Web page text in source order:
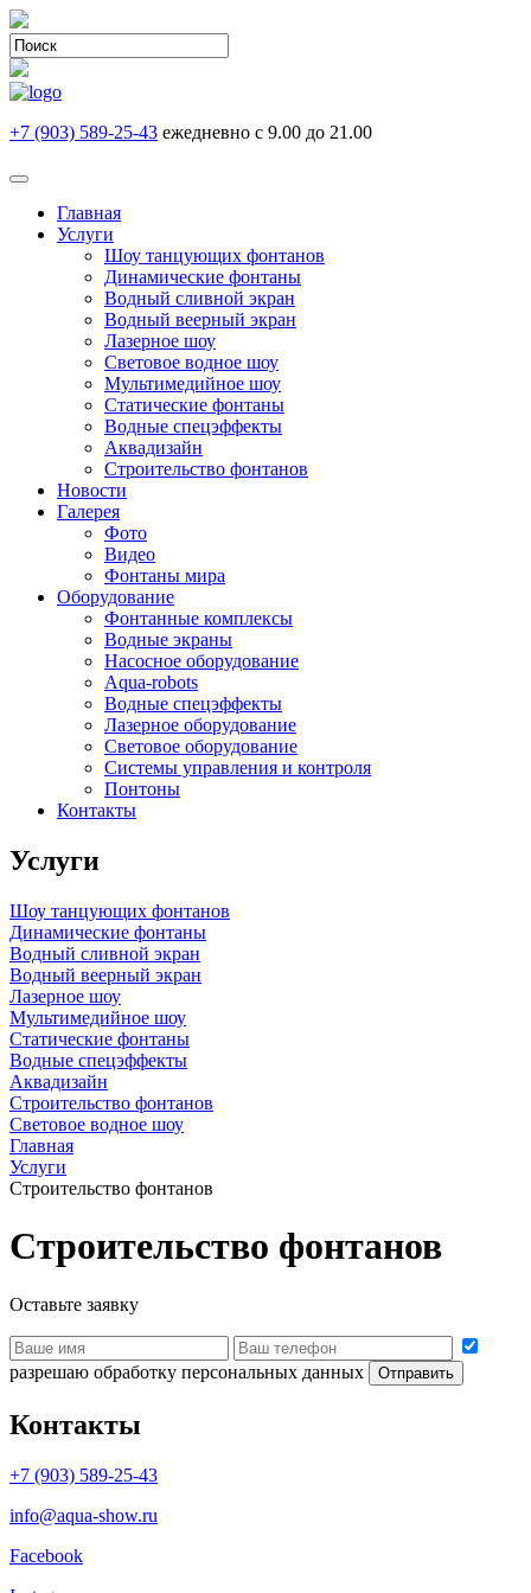
+7 (903) 589-25-43 ежедневно с 9.00 до 21.00
Главная
Услуги
Шоу танцующих фонтанов
Динамические фонтаны
Водный сливной экран
Водный веерный экран
Лазерное шоу
Световое водное шоу
Мультимедийное шоу
Статические фонтаны
Водные спецэффекты
Аквадизайн
Строительство фонтанов
Новости
Галерея
Фото
Видео
Фонтаны мира
Оборудование
Фонтанные комплексы
Водные экраны
Насосное оборудование
Aqua-robots
Водные спецэффекты
Лазерное оборудование
Световое оборудование
Системы управления и контроля
Понтоны
Контакты
Услуги
Шоу танцующих фонтанов
Динамические фонтаны
Водный сливной экран
Водный веерный экран
Лазерное шоу
Мультимедийное шоу
Статические фонтаны
Водные спецэффекты
Аквадизайн
Строительство фонтанов
Световое водное шоу
Главная
Услуги
Строительство фонтанов
Строительство фонтанов
Оставьте заявку
разрешаю обработку персональных данных
Контакты
+7 (903) 589-25-43
info@aqua-show.ru
Facebook